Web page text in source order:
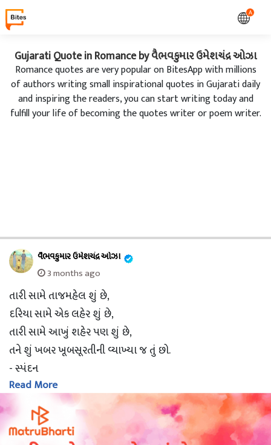
A
Gujarati Quote in Romance by વૈભવકુમાર ઉમેશચંદ્ર ઓઝા
Romance quotes are very popular on BitesApp with millions
of authors writing small inspirational quotes in Gujarati daily
and inspiring the readers, you can start writing today and
fulfill your life of becoming the quotes writer or poem writer.
વૈભવકુમાર ઉમેશચંદ્ર ઓઝા
3 months ago
તારી સામે તાજમહેલ શું છે,
દરિયા સામે એક લહેર શું છે,
તારી સામે આખું શહેર પણ શું છે,
તને શું ખબર ખૂબસૂરતીની વ્યાખ્યા જ તું છો.
- સ્પંદન
Read More